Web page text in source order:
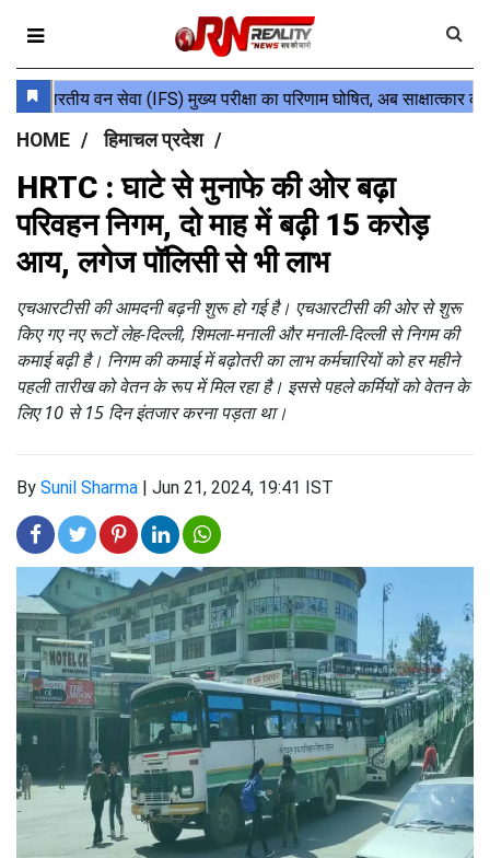
HOME हिमाचल प्रदेश
HRTC : घाटे से मुनाफे की ओर बढ़ा
परिवहन निगम, दो माह में बढ़ी 15 करोड़
आय, लगेज पॉलिसी से भी लाभ
एचआरटीसी की आमदनी बढ़नी शुरू हो गई है। एचआरटीसी की ओर से शुरू
किए गए नए रूटों लेह-दिल्ली, शिमला-मनाली और मनाली-दिल्ली से निगम की
कमाई बढ़ी है। निगम की कमाई में बढ़ोतरी का लाभ कर्मचारियों को हर महीने
पहली तारीख को वेतन के रूप में मिल रहा है। इससे पहले कर्मियों को वेतन के
लिए 10 से 15 दिन इंतजार करना पड़ता था।
By Sunil Sharma | Jun 21, 2024, 19:41 IST